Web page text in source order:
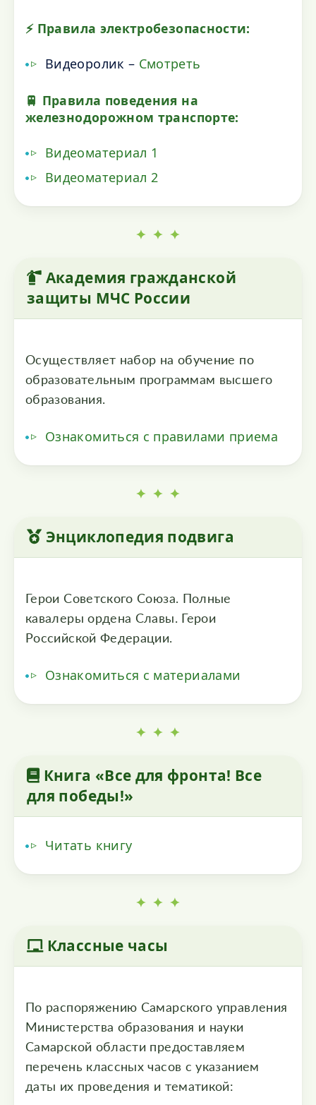
⚡ Правила электробезопасности:
Видеоролик – Смотреть
🚆 Правила поведения на
железнодорожном транспорте:
Видеоматериал 1
Видеоматериал 2
✦ ✦ ✦
Академия гражданской
защиты МЧС России
Осуществляет набор на обучение по
образовательным программам высшего
образования.
Ознакомиться с правилами приема
✦ ✦ ✦
Энциклопедия подвига
Герои Советского Союза. Полные
кавалеры ордена Славы. Герои
Российской Федерации.
Ознакомиться с материалами
✦ ✦ ✦
Книга «Все для фронта! Все
для победы!»
Читать книгу
✦ ✦ ✦
Классные часы
По распоряжению Самарского управления
Министерства образования и науки
Самарской области предоставляем
перечень классных часов с указанием
даты их проведения и тематикой: